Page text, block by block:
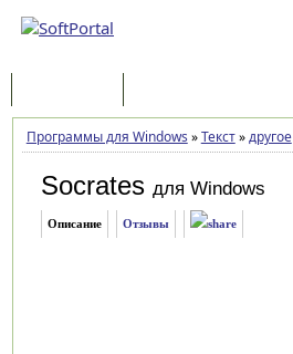
Программы для Windows »Текст»другое
Socrates для Windows
Описание Отзывы